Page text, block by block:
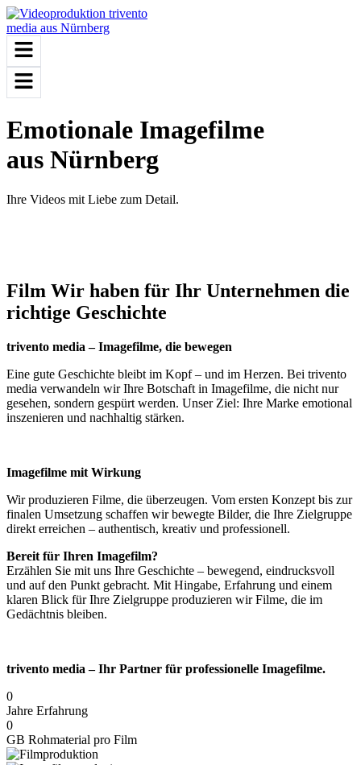
Emotionale Imagefilme
aus Nürnberg
Ihre Videos mit Liebe zum Detail.
Film Wir haben für Ihr Unternehmen die
richtige Geschichte
trivento media – Imagefilme, die bewegen
Eine gute Geschichte bleibt im Kopf – und im Herzen. Bei trivento
media verwandeln wir Ihre Botschaft in Imagefilme, die nicht nur
gesehen, sondern gespürt werden. Unser Ziel: Ihre Marke emotional
inszenieren und nachhaltig stärken.
Imagefilme mit Wirkung
Wir produzieren Filme, die überzeugen. Vom ersten Konzept bis zur
finalen Umsetzung schaffen wir bewegte Bilder, die Ihre Zielgruppe
direkt erreichen – authentisch, kreativ und professionell.
Bereit für Ihren Imagefilm?
Erzählen Sie mit uns Ihre Geschichte – bewegend, eindrucksvoll
und auf den Punkt gebracht. Mit Hingabe, Erfahrung und einem
klaren Blick für Ihre Zielgruppe produzieren wir Filme, die im
Gedächtnis bleiben.
trivento media – Ihr Partner für professionelle Imagefilme.
0
Jahre Erfahrung
0
GB Rohmaterial pro Film